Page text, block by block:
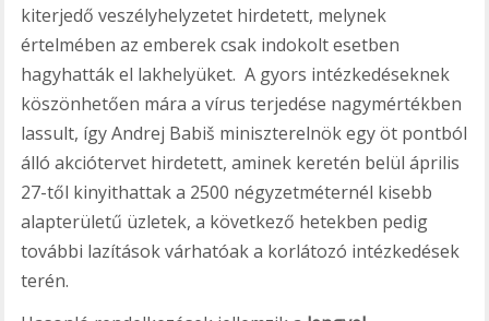
kiterjedő veszélyhelyzetet hirdetett, melynek
értelmében az emberek csak indokolt esetben
hagyhatták el lakhelyüket. A gyors intézkedéseknek
köszönhetően mára a vírus terjedése nagymértékben
lassult, így Andrej Babiš miniszterelnök egy öt pontból
álló akciótervet hirdetett, aminek keretén belül április
27-től kinyithattak a 2500 négyzetméternél kisebb
alapterületű üzletek, a következő hetekben pedig
további lazítások várhatóak a korlátozó intézkedések
terén.